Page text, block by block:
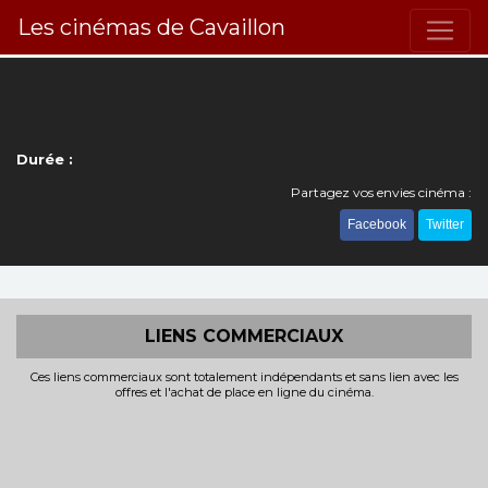
Les cinémas de Cavaillon
Durée :
Partagez vos envies cinéma :
Facebook Twitter
LIENS COMMERCIAUX
Ces liens commerciaux sont totalement indépendants et sans lien avec les
offres et l'achat de place en ligne du cinéma.